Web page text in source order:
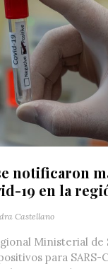
notificaron
19 en la
Castellano
Ministerial de
para SARS-